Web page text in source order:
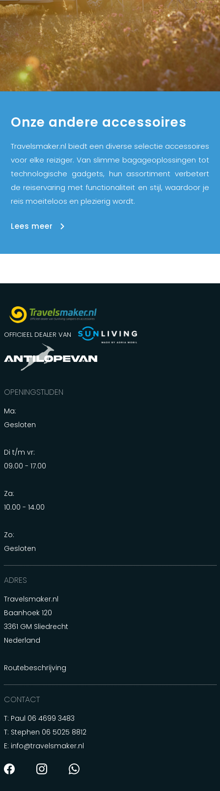
Onze andere accessoires
Travelsmaker.nl biedt een diverse selectie accessoires
voor elke reiziger. Van slimme bagageoplossingen tot
technologische gadgets, hun assortiment verbetert
de reiservaring met functionaliteit en stijl, waardoor je
reis moeiteloos en plezierig wordt.
Lees meer
OFFICIEEL DEALER VAN
OPENINGSTIJDEN
Ma:
Gesloten
Di t/m vr:
09.00 - 17.00
Za:
10.00 - 14.00
Zo:
Gesloten
ADRES
Travelsmaker.nl
Baanhoek 120
3361 GM Sliedrecht
Nederland
Routebeschrijving
CONTACT
T: Paul 06 4699 3483
T: Stephen 06 5025 8812
E: info@travelsmaker.nl